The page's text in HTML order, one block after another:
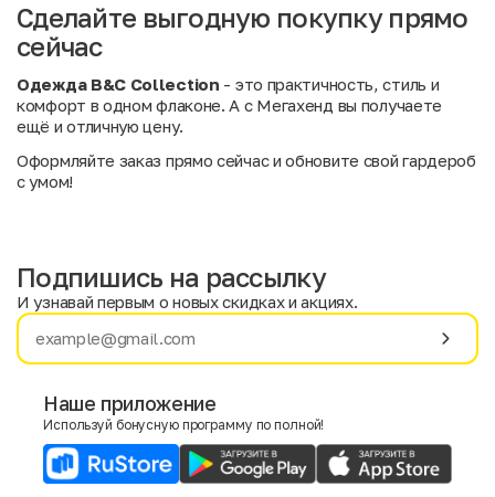
Сделайте выгодную покупку прямо
сейчас
Одежда B&C Collection - это практичность, стиль и
комфорт в одном флаконе. А с Мегахенд вы получаете
ещё и отличную цену.
Оформляйте заказ прямо сейчас и обновите свой гардероб
с умом!
Имя
E-mail
Подпишись на рассылку
И узнавай первым о новых скидках и акциях.
Наше приложение
Используй бонусную программу по полной!